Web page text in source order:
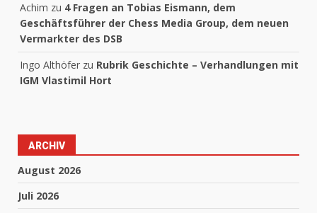
Achim zu 4 Fragen an Tobias Eismann, dem
Geschäftsführer der Chess Media Group, dem neuen
Vermarkter des DSB
Ingo Althöfer zu Rubrik Geschichte – Verhandlungen mit
IGM Vlastimil Hort
ARCHIV
August 2026
Juli 2026